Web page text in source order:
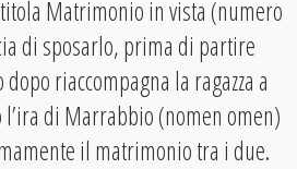
Matrimonio in vista (numero
di sposarlo, prima di partire
riaccompagna la ragazza a
di Marrabbio (nomen omen)
il matrimonio tra i due.